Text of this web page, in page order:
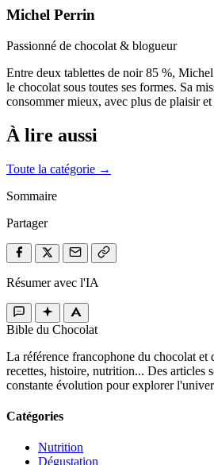
Michel Perrin
Passionné de chocolat & blogueur
Entre deux tablettes de noir 85 %,
le chocolat sous toutes ses formes. Sa
consommer mieux, avec plus de plaisir et
À lire aussi
Toute la catégorie →
Sommaire
Partager
Résumer avec l'IA
Bible du Chocolat
La référence francophone du chocolat et
recettes, histoire, nutrition... Des articles
constante évolution pour explorer
Catégories
Nutrition
Dégustation